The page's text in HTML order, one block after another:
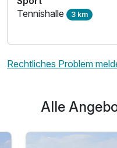
Tennishalle 3 km
Rechtliches Problem
Alle